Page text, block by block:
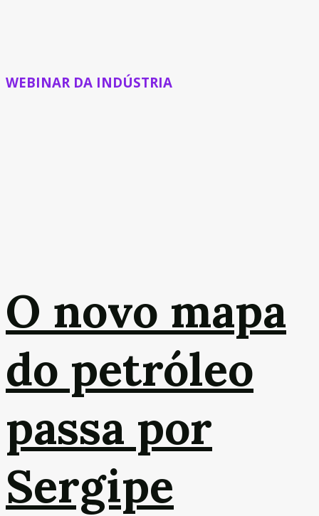
WEBINAR DA INDÚSTRIA
O novo mapa
do petróleo
passa por
Sergipe